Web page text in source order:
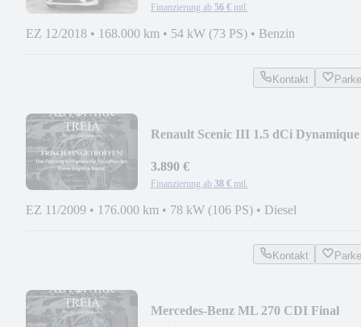
Finanzierung ab 56 € mtl.
EZ 12/2018 • 168.000 km • 54 kW (73 PS) • Benzin
Kontakt
Renault Scenic III 1.5 dCi Dynamique
3.890 €
Finanzierung ab 38 € mtl.
EZ 11/2009 • 176.000 km • 78 kW (106 PS) • Diesel
Kontakt
Mercedes-Benz ML 270 CDI Final